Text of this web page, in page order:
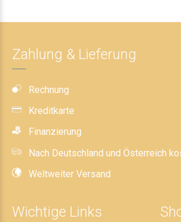
Zahlung & Lieferung
Rechnung
Kreditkarte
Finanzierung
Nach Deutschland und Österreich
Weltweiter Versand
Wichtige Links